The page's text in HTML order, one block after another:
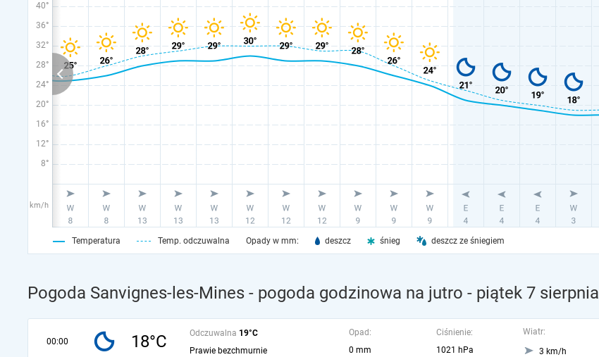
40°
36°
32°
28°
24°
20°
16°
12°
8°
km/h
Temperatura Temp. odczuwalna Opady w mm: deszcz śnieg deszcz ze śniegiem
Pogoda Sanvignes-les-Mines - pogoda godzinowa na jutro - piątek 7 sierpnia
00:00 18°C Odczuwalna 19°C
Prawie bezchmurnie
Opad:
0 mm
Ciśnienie:
1021 hPa
Wiatr:
3 km/h